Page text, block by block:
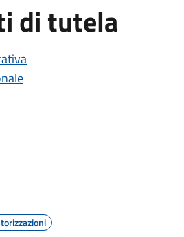
di tutela